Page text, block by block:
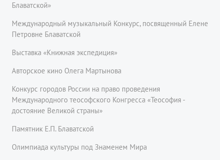
Блаватской»
Международный музыкальный Конкурс, посвященный Елене
Петровне Блаватской
Выставка «Книжная экспедиция»
Авторское кино Олега Мартынова
Конкурс городов России на право проведения
Международного теософского Конгресса «Теософия -
достояние Великой страны»
Памятник Е.П. Блаватской
Олимпиада культуры под Знаменем Мира